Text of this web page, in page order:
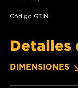
Código GTIN:
Detalles
DIMENSIONES